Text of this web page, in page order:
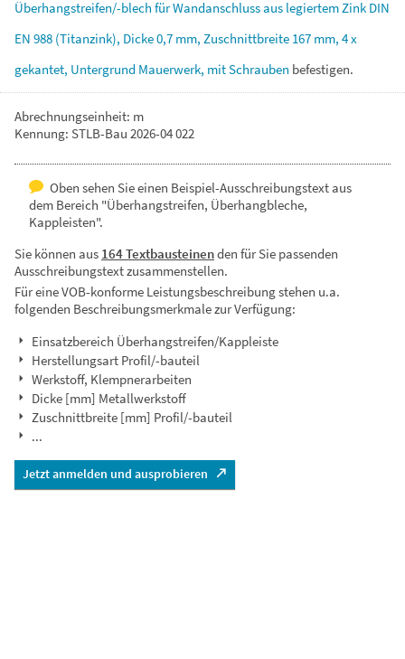
Überhangstreifen/-blech fürWandanschlussaus legiertemZink DIN
EN 988 (Titanzink), Dicke0,7 mm, Zuschnittbreite 167 mm, 4x
gekantet, Untergrund Mauerwerk, mitSchrauben befestigen.
Abrechnungseinheit: m
Kennung: STLB-Bau 2026-04 022
Oben sehen Sie einen Beispiel-Ausschreibungstext aus
dem Bereich "Überhangstreifen, Überhangbleche,
Kappleisten".
Sie können aus 164 Textbausteinenden für Sie passenden
Ausschreibungstext zusammenstellen.
Für eine VOB-konforme Leistungsbeschreibung stehen u.a.
folgenden Beschreibungsmerkmale zur Verfügung:
Einsatzbereich Überhangstreifen/Kappleiste
Herstellungsart Profil/-bauteil
Werkstoff, Klempnerarbeiten
Dicke [mm] Metallwerkstoff
Zuschnittbreite [mm] Profil/-bauteil
...
Jetzt anmelden und ausprobieren